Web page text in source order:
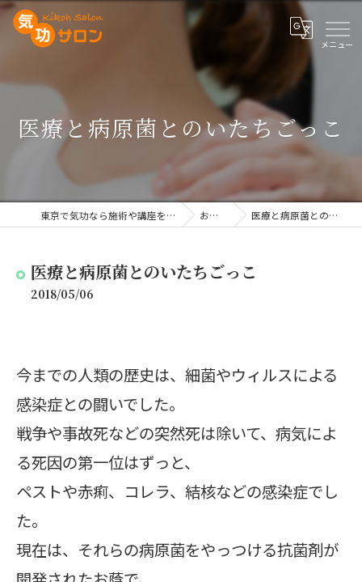
医療と病原菌とのいたちごっこ
東京で気功なら施術や講座を行う気功サロン お知らせ 医療と病原菌とのいたちごっこ
医療と病原菌とのいたちごっこ
2018/05/06
今までの人類の歴史は、細菌やウィルスによる
感染症との闘いでした。
戦争や事故死などの突然死は除いて、病気によ
る死因の第一位はずっと、
ペストや赤痢、コレラ、結核などの感染症でし
た。
現在は、それらの病原菌をやっつける抗菌剤が